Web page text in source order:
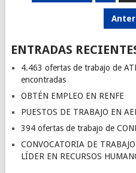
ENTRADAS
4.463 ofertas de trabajo de
encontradas
OBTÉN EMPLEO EN RENFE
PUESTOS DE TRABAJO EN
394 ofertas de trabajo de
CONVOCATORIA DE
LÍDER EN RECURSOS